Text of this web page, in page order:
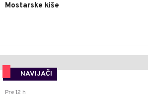
Mostarske kiše
NAVIJAČI
Pre 12 h